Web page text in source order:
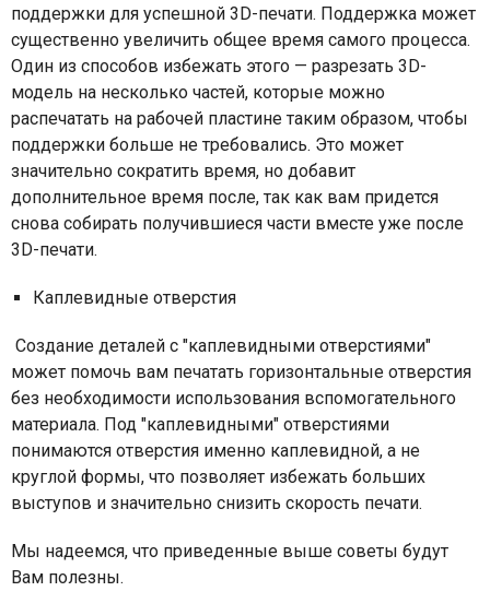
поддержки для успешной 3D-печати. Поддержка может
существенно увеличить общее время самого процесса.
Один из способов избежать этого — разрезать 3D-
модель на несколько частей, которые можно
распечатать на рабочей пластине таким образом, чтобы
поддержки больше не требовались. Это может
значительно сократить время, но добавит
дополнительное время после, так как вам придется
снова собирать получившиеся части вместе уже после
3D-печати.
Каплевидные отверстия
Создание деталей с "каплевидными отверстиями"
может помочь вам печатать горизонтальные отверстия
без необходимости использования вспомогательного
материала. Под "каплевидными" отверстиями
понимаются отверстия именно каплевидной, а не
круглой формы, что позволяет избежать больших
выступов и значительно снизить скорость печати.
Мы надеемся, что приведенные выше советы будут
Вам полезны.